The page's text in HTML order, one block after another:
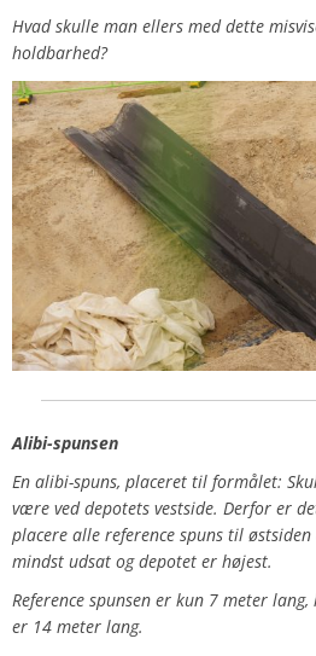
Hvad skulle man ellers med dette
holdbarhed?
Alibi-spunsen
En alibi-spuns, placeret til formålet:
være ved depotets vestside. Derfor er
placere alle reference spuns til
mindst udsat og depotet er højest.
Reference spunsen er kun 7 meter
er 14 meter lang.